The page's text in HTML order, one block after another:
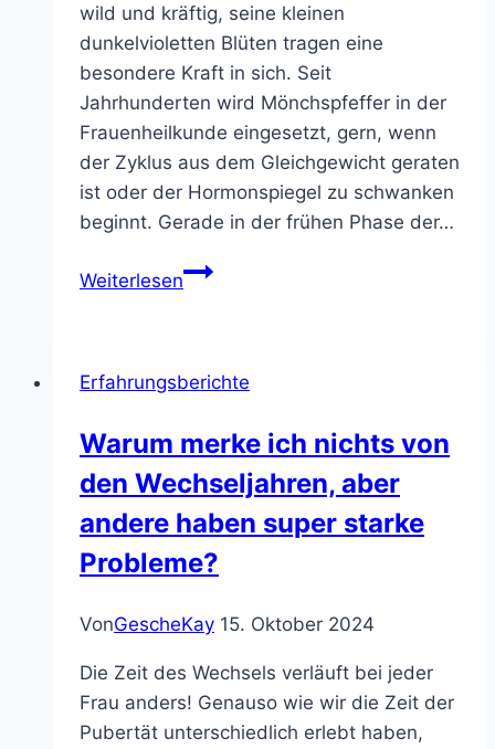
wild und kräftig, seine kleinen
dunkelvioletten Blüten tragen eine
besondere Kraft in sich. Seit
Jahrhunderten wird Mönchspfeffer in der
Frauenheilkunde eingesetzt, gern, wenn
der Zyklus aus dem Gleichgewicht geraten
ist oder der Hormonspiegel zu schwanken
beginnt. Gerade in der frühen Phase der…
WeiterlesenZwischen
Wie
Frauen
in
den
Wechseljahren
begleitet
Erfahrungsberichte
Warum merke ich nichts von
den Wechseljahren, aber
andere haben super starke
Probleme?
VonGescheKay 15. Oktober 2024
Die Zeit des Wechsels verläuft bei jeder
Frau anders! Genauso wie wir die Zeit der
Pubertät unterschiedlich erlebt haben,